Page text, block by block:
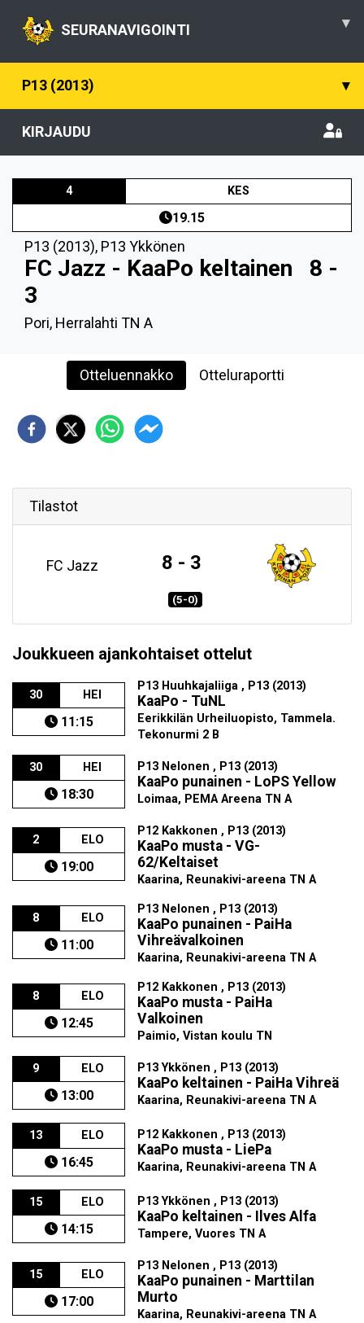
SEURANAVIGOINTI ▾
P13 (2013) ▾
KIRJAUDU
4 KES
19.15
P13 (2013), P13 Ykkönen
FC Jazz - KaaPo keltainen
8 -
3
Pori, Herralahti TN A
Otteluennakko Otteluraportti
Tilastot
FC Jazz 8 - 3
(5-0)
Joukkueen ajankohtaiset ottelut
30 HEI
11:15
P13 Huuhkajaliiga , P13 (2013)
KaaPo - TuNL
Eerikkilän Urheiluopisto, Tammela.
Tekonurmi 2 B
30 HEI
18:30
P13 Nelonen , P13 (2013)
KaaPo punainen - LoPS Yellow
Loimaa, PEMA Areena TN A
2 ELO
19:00
P12 Kakkonen , P13 (2013)
KaaPo musta - VG-
62/Keltaiset
Kaarina, Reunakivi-areena TN A
8 ELO
11:00
P13 Nelonen , P13 (2013)
KaaPo punainen - PaiHa
Vihreävalkoinen
Kaarina, Reunakivi-areena TN A
8 ELO
12:45
P12 Kakkonen , P13 (2013)
KaaPo musta - PaiHa
Valkoinen
Paimio, Vistan koulu TN
9 ELO
13:00
P13 Ykkönen , P13 (2013)
KaaPo keltainen - PaiHa Vihreä
Kaarina, Reunakivi-areena TN A
13 ELO
16:45
P12 Kakkonen , P13 (2013)
KaaPo musta - LiePa
Kaarina, Reunakivi-areena TN A
15 ELO
14:15
P13 Ykkönen , P13 (2013)
KaaPo keltainen - Ilves Alfa
Tampere, Vuores TN A
15 ELO
17:00
P13 Nelonen , P13 (2013)
KaaPo punainen - Marttilan
Murto
Kaarina, Reunakivi-areena TN A